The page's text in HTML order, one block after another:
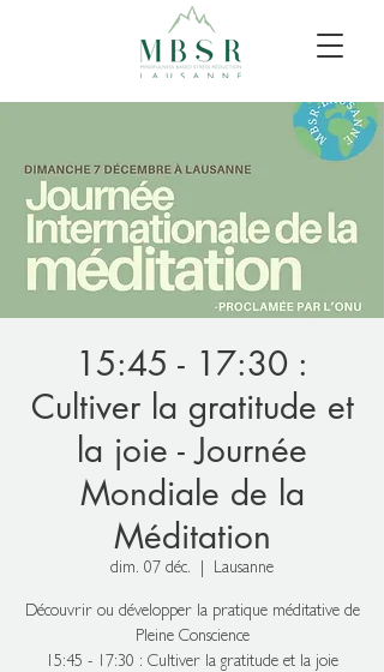
15:45 - 17:30 :
Cultiver la gratitude et
la joie - Journée
Mondiale de la
Méditation
dim. 07 déc. Lausanne
Découvrir ou développer la pratique méditative de
Pleine Conscience
15:45 - 17:30 : Cultiver la gratitude et la joie